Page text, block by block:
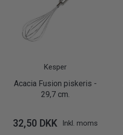
Kesper
Acacia Fusion piskeris -
29,7 cm.
32,50 DKK Inkl. moms